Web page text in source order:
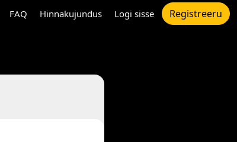
FAQ Hinnakujundus Logi sisse Registreeru